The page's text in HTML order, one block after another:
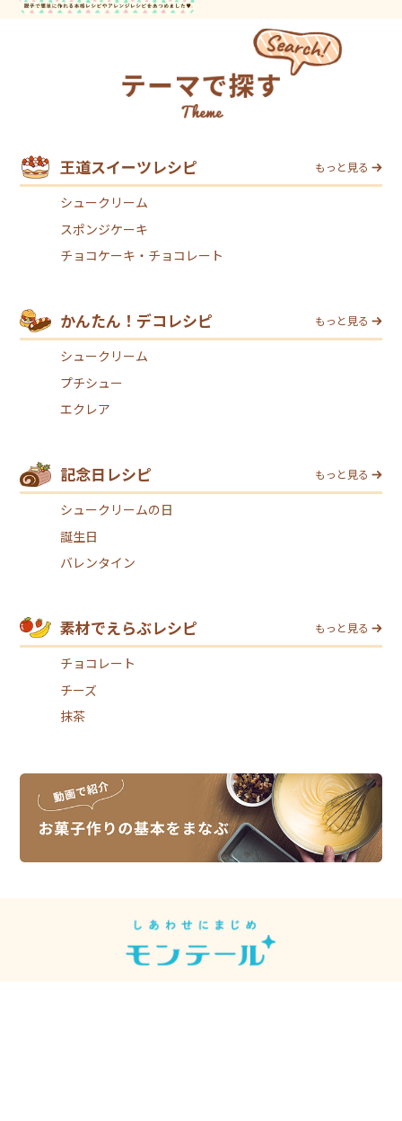
王道スイーツレシピ もっと見る
シュークリーム
スポンジケーキ
チョコケーキ・チョコレート
かんたん！デコレシピ もっと見る
シュークリーム
プチシュー
エクレア
記念日レシピ もっと見る
シュークリームの日
誕生日
バレンタイン
素材でえらぶレシピ もっと見る
チョコレート
チーズ
抹茶